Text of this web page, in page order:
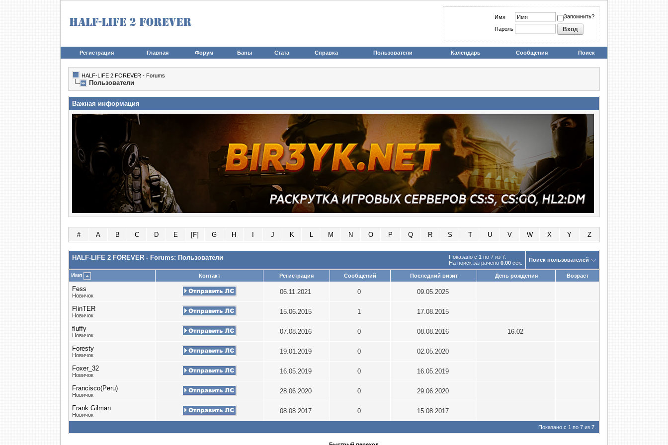
Имя Запомнить?
Пароль
Регистрация Главная Форум Баны Стата Справка Пользователи Календарь Сообщения Поиск
HALF-LIFE 2 FOREVER - Forums
Пользователи
Важная информация
# A B C D E [F] G H J K L M N O P Q R S T U V W X Y Z
Показано с 1 по 7 из 7.
На поиск затрачено 0.00 сек.
HALF-LIFE 2 FOREVER - Forums: Пользователи Поиск пользователей
Имя Контакт Регистрация Сообщений Последний визит День рождения Возраст
Fess
Новичок 06.11.2021 0 09.05.2025
FlinTER
Новичок 15.06.2015 1 17.08.2015
fluffy
Новичок 07.08.2016 0 08.08.2016 16.02
Foresty
Новичок 19.01.2019 0 02.05.2020
Foxer_32
Новичок 16.05.2019 0 16.05.2019
Francisco(Peru)
Новичок 28.06.2020 0 29.06.2020
Frank Gilman
Новичок 08.08.2017 0 15.08.2017
Показано с 1 по 7 из 7.